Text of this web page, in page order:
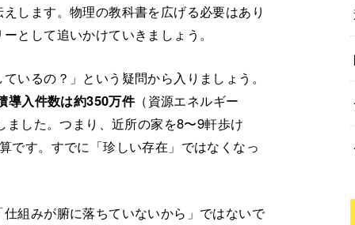
します。物理の教科書を広げる必要はあり
として追いかけていきましょう。
いるの？」という疑問から入りましょう。
導入件数は約350万件（資源エネルギー
ました。つまり、近所の家を8〜9軒歩け
です。すでに「珍しい存在」ではなくなっ
組みが腑に落ちていないから」ではないで